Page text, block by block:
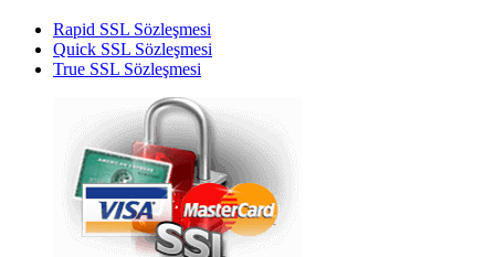
Rapid SSL Sözleşmesi
Quick SSL Sözleşmesi
True SSL Sözleşmesi